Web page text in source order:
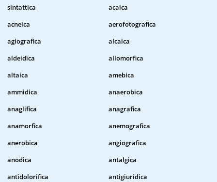
sintattica
acaica
acneica
aerofotografica
agiografica
alcaica
aldeidica
allomorfica
altaica
amebica
ammidica
anaerobica
anaglifica
anagrafica
anamorfica
anemografica
anerobica
angiografica
anodica
antalgica
antidolorifica
antigiuridica